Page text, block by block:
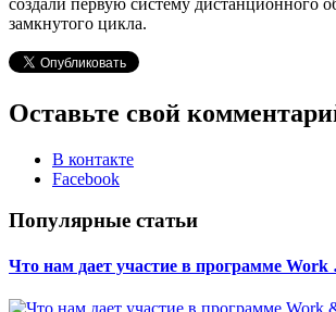
замкнутого цикла.
Оставьте свой
В контакте
Facebook
Популярные статьи
Что нам дает участие в программе